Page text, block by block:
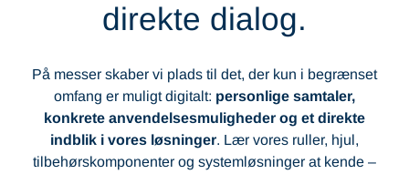
direkte dialog.
På messer skaber vi plads til det, der kun i begrænset
omfang er muligt digitalt: personlige samtaler,
konkrete anvendelsesmuligheder og et direkte
indblik i vores løsninger. Lær vores ruller, hjul,
tilbehørskomponenter og systemløsninger at kende –